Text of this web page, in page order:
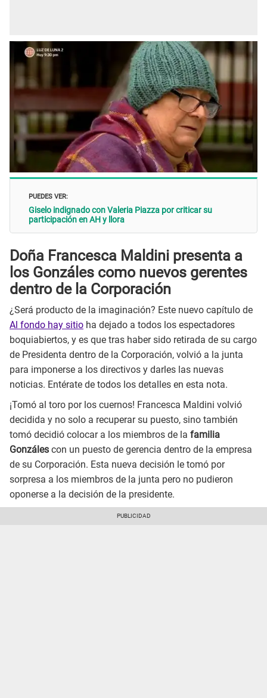
PUEDES VER:
Giselo indignado con Valeria Piazza por criticar su
participación en AH y llora
Doña Francesca Maldini presenta a
los Gonzáles como nuevos gerentes
dentro de la Corporación
¿Será producto de la imaginación? Este nuevo capítulo de
Al fondo hay sitio ha dejado a todos los espectadores
boquiabiertos, y es que tras haber sido retirada de su cargo
de Presidenta dentro de la Corporación, volvió a la junta
para imponerse a los directivos y darles las nuevas
noticias. Entérate de todos los detalles en esta nota.
¡Tomó al toro por los cuernos! Francesca Maldini volvió
decidida y no solo a recuperar su puesto, sino también
tomó decidió colocar a los miembros de la familia
Gonzáles con un puesto de gerencia dentro de la empresa
de su Corporación. Esta nueva decisión le tomó por
sorpresa a los miembros de la junta pero no pudieron
oponerse a la decisión de la presidente.